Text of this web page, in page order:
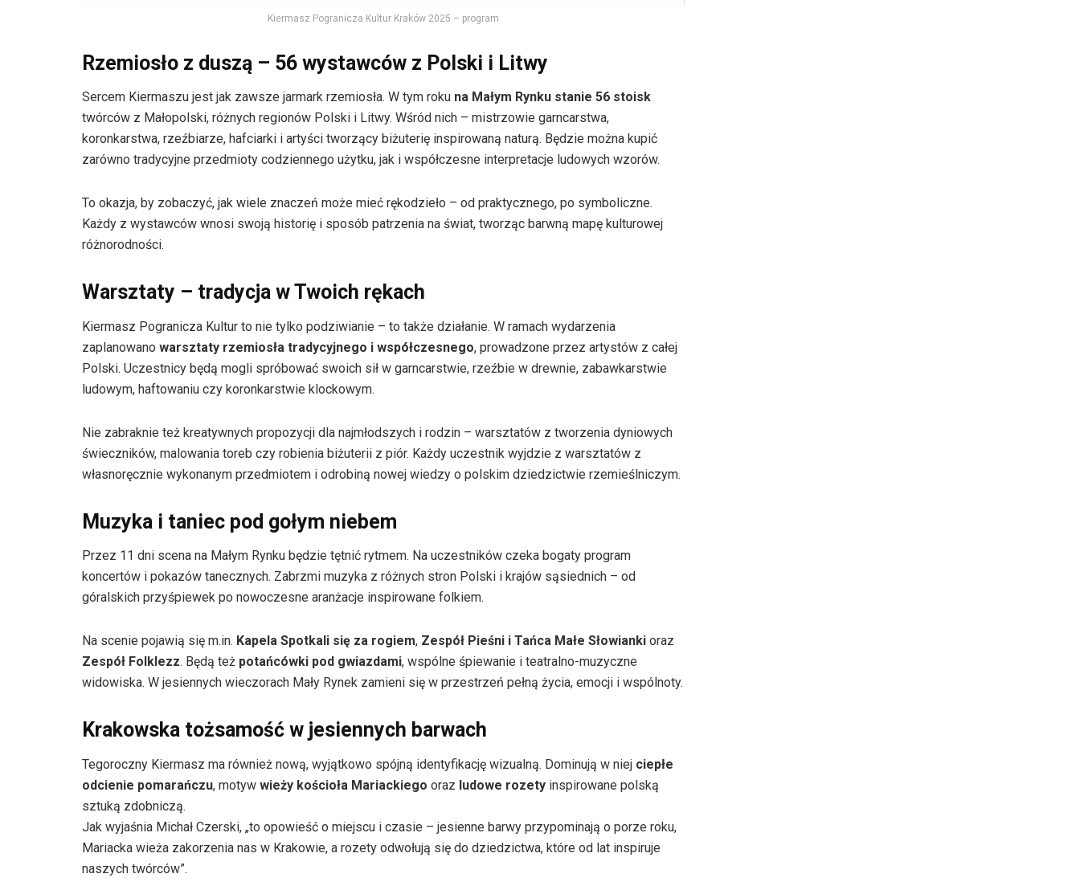
Kiermasz Pogranicza Kultur Kraków 2025 – program
Rzemiosło z duszą – 56 wystawców z Polski i Litwy
Sercem Kiermaszu jest jak zawsze jarmark rzemiosła. W tym roku na Małym Rynku stanie 56 stoisk
twórców z Małopolski, różnych regionów Polski i Litwy. Wśród nich – mistrzowie garncarstwa,
koronkarstwa, rzeźbiarze, hafciarki i artyści tworzący biżuterię inspirowaną naturą. Będzie można kupić
zarówno tradycyjne przedmioty codziennego użytku, jak i współczesne interpretacje ludowych wzorów.
To okazja, by zobaczyć, jak wiele znaczeń może mieć rękodzieło – od praktycznego, po symboliczne.
Każdy z wystawców wnosi swoją historię i sposób patrzenia na świat, tworząc barwną mapę kulturowej
różnorodności.
Warsztaty – tradycja w Twoich rękach
Kiermasz Pogranicza Kultur to nie tylko podziwianie – to także działanie. W ramach wydarzenia
zaplanowano warsztaty rzemiosła tradycyjnego i współczesnego, prowadzone przez artystów z całej
Polski. Uczestnicy będą mogli spróbować swoich sił w garncarstwie, rzeźbie w drewnie, zabawkarstwie
ludowym, haftowaniu czy koronkarstwie klockowym.
Nie zabraknie też kreatywnych propozycji dla najmłodszych i rodzin – warsztatów z tworzenia dyniowych
świeczników, malowania toreb czy robienia biżuterii z piór. Każdy uczestnik wyjdzie z warsztatów z
własnoręcznie wykonanym przedmiotem i odrobiną nowej wiedzy o polskim dziedzictwie rzemieślniczym.
Muzyka i taniec pod gołym niebem
Przez 11 dni scena na Małym Rynku będzie tętnić rytmem. Na uczestników czeka bogaty program
koncertów i pokazów tanecznych. Zabrzmi muzyka z różnych stron Polski i krajów sąsiednich – od
góralskich przyśpiewek po nowoczesne aranżacje inspirowane folkiem.
Na scenie pojawią się m.in. Kapela Spotkali się za rogiem, Zespół Pieśni i Tańca Małe Słowianki oraz
Zespół Folklezz. Będą też potańcówki pod gwiazdami, wspólne śpiewanie i teatralno-muzyczne
widowiska. W jesiennych wieczorach Mały Rynek zamieni się w przestrzeń pełną życia, emocji i wspólnoty.
Krakowska tożsamość w jesiennych barwach
Tegoroczny Kiermasz ma również nową, wyjątkowo spójną identyfikację wizualną. Dominują w niej ciepłe
odcienie pomarańczu, motyw wieży kościoła Mariackiego oraz ludowe rozety inspirowane polską
sztuką zdobniczą.
Jak wyjaśnia Michał Czerski, „to opowieść o miejscu i czasie – jesienne barwy przypominają o porze roku,
Mariacka wieża zakorzenia nas w Krakowie, a rozety odwołują się do dziedzictwa, które od lat inspiruje
naszych twórców”.